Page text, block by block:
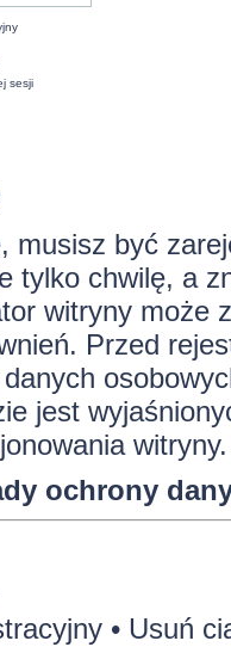
sesji
musisz być
tylko chwilę, a
witryny może
Przed
jest
witryny.
ochrony
• Usuń